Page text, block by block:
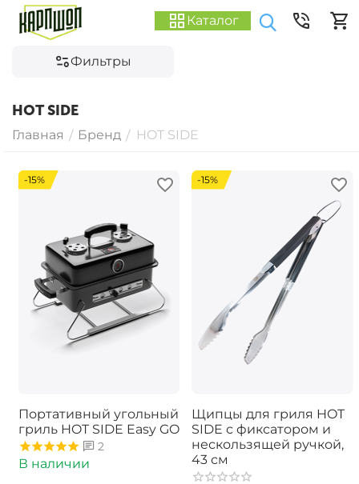
Каталог
Фильтры
HOT SIDE
Главная / Бренд / HOT SIDE
-15%
Портативный угольный
гриль HOT SIDE Easy GO
2
В наличии
-15%
Щипцы для гриля HOT
SIDE с фиксатором и
нескользящей ручкой,
43 см